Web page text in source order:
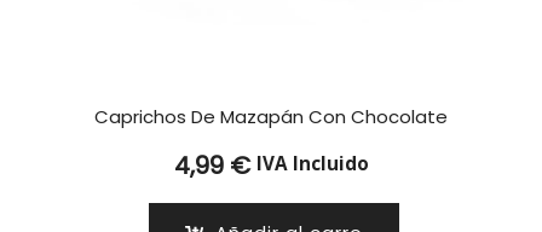
Caprichos De Mazapán Con Chocolate
4,99 € IVA Incluido